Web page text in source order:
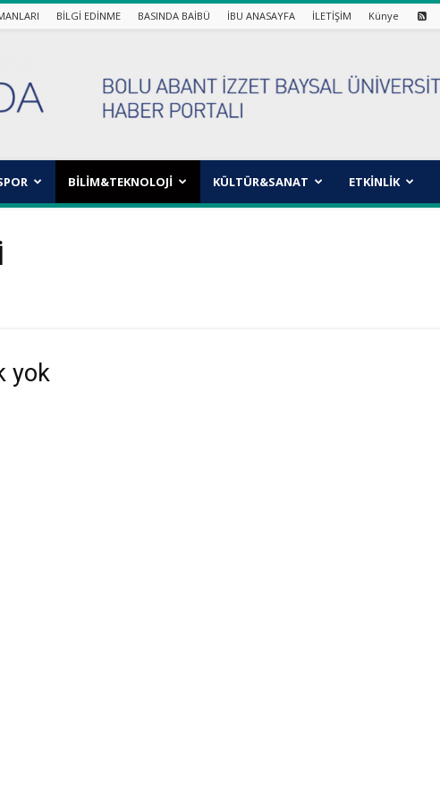
BİLGİ EDİNME BASINDA BAİBÜ İBU ANASAYFA İLETİŞİM Künye
BİLİM&TEKNOLOJİ KÜLTÜR&SANAT ETKİNLİK
yok